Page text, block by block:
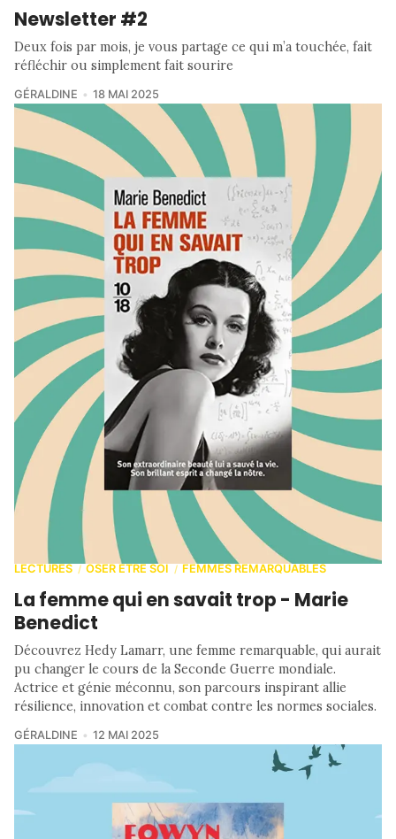
Newsletter #2
Deux fois par mois, je vous partage ce qui m’a touchée, fait
réfléchir ou simplement fait sourire
GÉRALDINE 18 MAI 2025
LECTURES / OSER ETRE SOI / FEMMES REMARQUABLES
La femme qui en savait trop - Marie
Benedict
Découvrez Hedy Lamarr, une femme remarquable, qui aurait
pu changer le cours de la Seconde Guerre mondiale.
Actrice et génie méconnu, son parcours inspirant allie
résilience, innovation et combat contre les normes sociales.
GÉRALDINE 12 MAI 2025